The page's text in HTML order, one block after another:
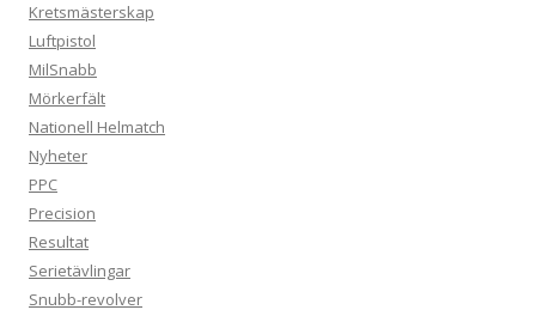
Kretsmästerskap
Luftpistol
MilSnabb
Mörkerfält
Nationell Helmatch
Nyheter
PPC
Precision
Resultat
Serietävlingar
Snubb-revolver